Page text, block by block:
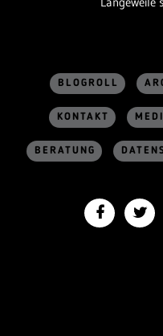
BLOGROLL
KONTAKT
BERATUNG